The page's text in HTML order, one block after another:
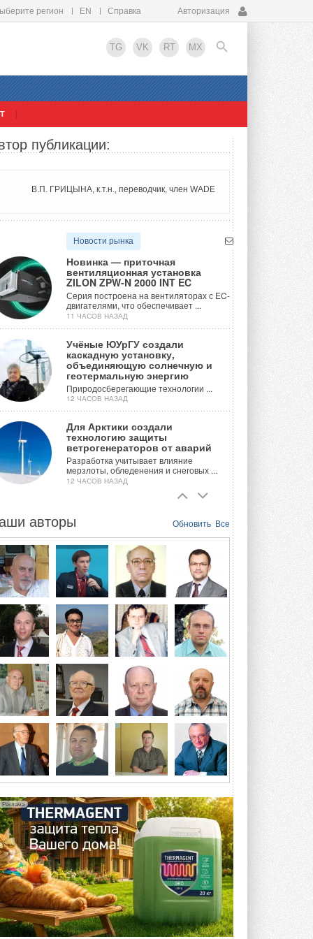
регион EN Справка Авторизация
TG VK RT MX
EN
публикации:
В.П. ГРИЦЫНА, к.т.н., переводчик, член WADE
Новости рынка
Новинка — приточная
вентиляционная установка
ZILON ZPW-N 2000 INT EC
Серия построена на вентиляторах с EC-
двигателями, что обеспечивает ...
11 ЧАСОВ НАЗАД
Учёные ЮУрГУ создали
каскадную установку,
объединяющую солнечную и
геотермальную энергию
Природосберегающие технологии ...
12 ЧАСОВ НАЗАД
Для Арктики создали
технологию защиты
ветрогенераторов от аварий
Разработка учитывает влияние
мерзлоты, обледенения и снеговых ...
12 ЧАСОВ НАЗАД
с одним общим испарителем
конструкцию двухисточникового ...
ВЧЕРА
21-й ежегодный форум
«ЦОД-2026»
Мероприятие пройдет 2-3 сентября в
отеле Radisson Slavyanskaya. Форум
посетит более двух тысяч участников ...
ВЧЕРА
Китайская Shenling представила
линейку тепловых насосов
«воздух-вода» на R290
Серия ThermaX R290 All-In-One
включает три модели ...
4 АВГУСТА 2026
Тепловые насосы в связке с
солнечной генерацией и
накопителем снижают
потребление на 60%
Исследователи из Италии установили ...
4 АВГУСТА 2026
«РУСКЛИМАТ Fest 2026» в Уфе
собрал свыше 700 профи
климатической отрасли
Организатором выступил торгово-
производственный холдинг ...
3 АВГУСТА 2026
«Датарк» испытал модульный
ЦОД с плотностью 54 кВт на
Обновить Все
авторы
Реклама